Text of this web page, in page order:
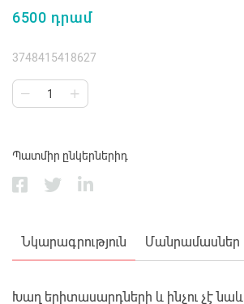
6500 դրամ
3748415418627
Պատմիր ընկերներիդ
Նկարագրություն Մանրամասներ
Խաղ երիտասարդների և ինչու չէ նաև